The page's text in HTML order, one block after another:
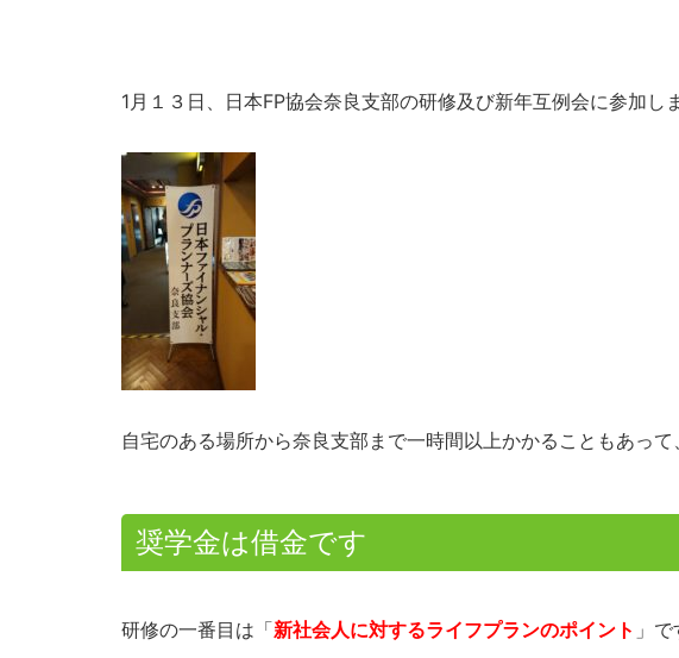
1月１３日、日本FP協会奈良支部の研修及び新年互例会に参加し
自宅のある場所から奈良支部まで一時間以上かかることもあって
奨学金は借金です
研修の一番目は「新社会人に対するライフプランのポイント 」で